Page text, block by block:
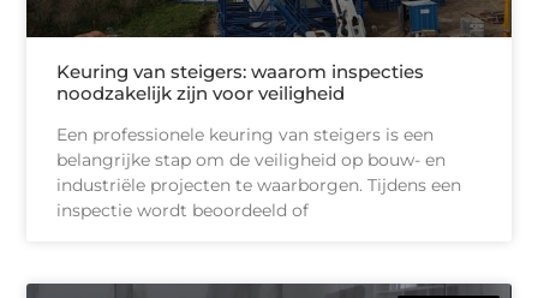
Keuring van steigers: waarom inspecties
noodzakelijk zijn voor veiligheid
Een professionele keuring van steigers is een
belangrijke stap om de veiligheid op bouw- en
industriële projecten te waarborgen. Tijdens een
inspectie wordt beoordeeld of